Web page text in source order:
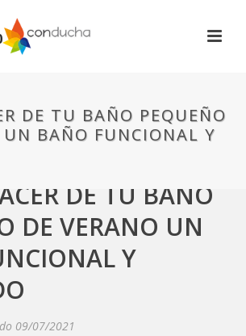
DE TU BAÑO PEQUEÑO
UN BAÑO FUNCIONAL Y
DE TU BAÑO
DE VERANO UN
Y
09/07/2021